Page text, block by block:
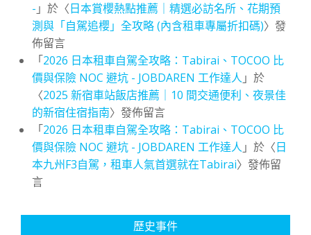
- 」於〈日本賞櫻熱點推薦｜精選必訪名所、花期預
測與「自駕追櫻」全攻略 (內含租車專屬折扣碼)〉發
佈留言
「2026 日本租車自駕全攻略：Tabirai、TOCOO 比
價與保險 NOC 避坑 - JOBDAREN 工作達人 」於
〈2025 新宿車站飯店推薦｜10 間交通便利、夜景佳
的新宿住宿指南〉發佈留言
「2026 日本租車自駕全攻略：Tabirai、TOCOO 比
價與保險 NOC 避坑 - JOBDAREN 工作達人 」於〈日
本九州F3自駕，租車人氣首選就在Tabirai〉發佈留
言
歷史事件